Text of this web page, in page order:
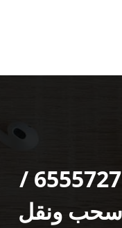
ونش الزور رقم / 65557275 /
ونقل